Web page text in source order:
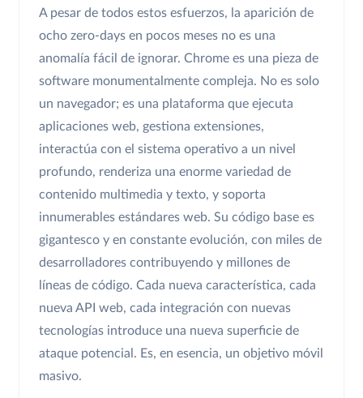
A pesar de todos estos esfuerzos, la aparición de
ocho zero-days en pocos meses no es una
anomalía fácil de ignorar. Chrome es una pieza de
software monumentalmente compleja. No es solo
un navegador; es una plataforma que ejecuta
aplicaciones web, gestiona extensiones,
interactúa con el sistema operativo a un nivel
profundo, renderiza una enorme variedad de
contenido multimedia y texto, y soporta
innumerables estándares web. Su código base es
gigantesco y en constante evolución, con miles de
desarrolladores contribuyendo y millones de
líneas de código. Cada nueva característica, cada
nueva API web, cada integración con nuevas
tecnologías introduce una nueva superficie de
ataque potencial. Es, en esencia, un objetivo móvil
masivo.